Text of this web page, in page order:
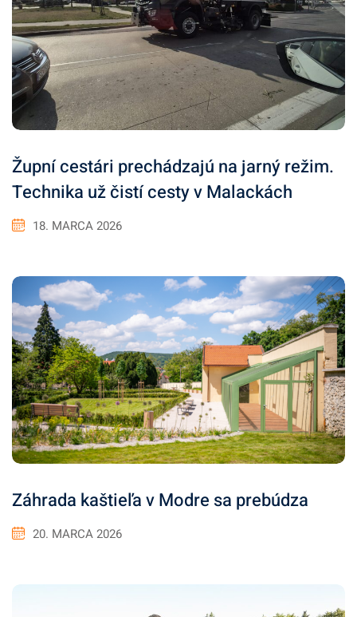
Župní cestári prechádzajú na jarný režim.
Technika už čistí cesty v Malackách
18. MARCA 2026
Záhrada kaštieľa v Modre sa prebúdza
20. MARCA 2026